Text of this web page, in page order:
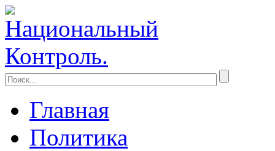
Главная
Политика